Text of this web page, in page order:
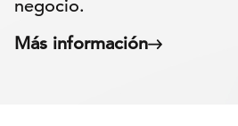
negocio.
Más información